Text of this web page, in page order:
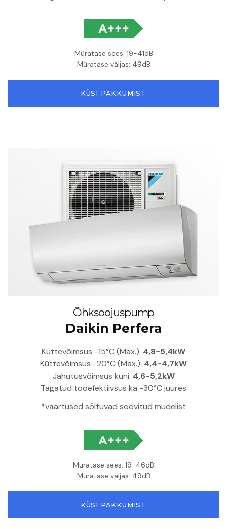
Müratase sees: 19-41dB
Müratase väljas: 49dB
KÜSI PAKKUMIST
Õhksoojuspump
Daikin Perfera
Küttevõimsus -15°C (Max.): 4,8-5,4kW
Küttevõimsus -20°C (Max.): 4,4-4,7kW
Jahutusvõimsus kuni: 4,6-5,2kW
Tagatud tööefektiivsus ka -30°C juures
*väärtused sõltuvad soovitud mudelist
Müratase sees: 19-46dB
Müratase väljas: 49dB
KÜSI PAKKUMIST